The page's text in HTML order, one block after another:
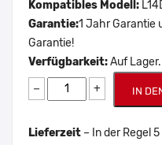
Kompatibles Modell:
Garantie:1 Jahr Garantie
Garantie!
Verfügbarkeit:Auf Lager.
− + IN
Lieferzeit – In der Regel